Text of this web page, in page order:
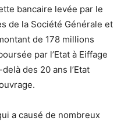
bancaire levée par le
de la Société Générale et
de 178 millions
par l’Etat à Eiffage
des 20 ans l’Etat
a causé de nombreux